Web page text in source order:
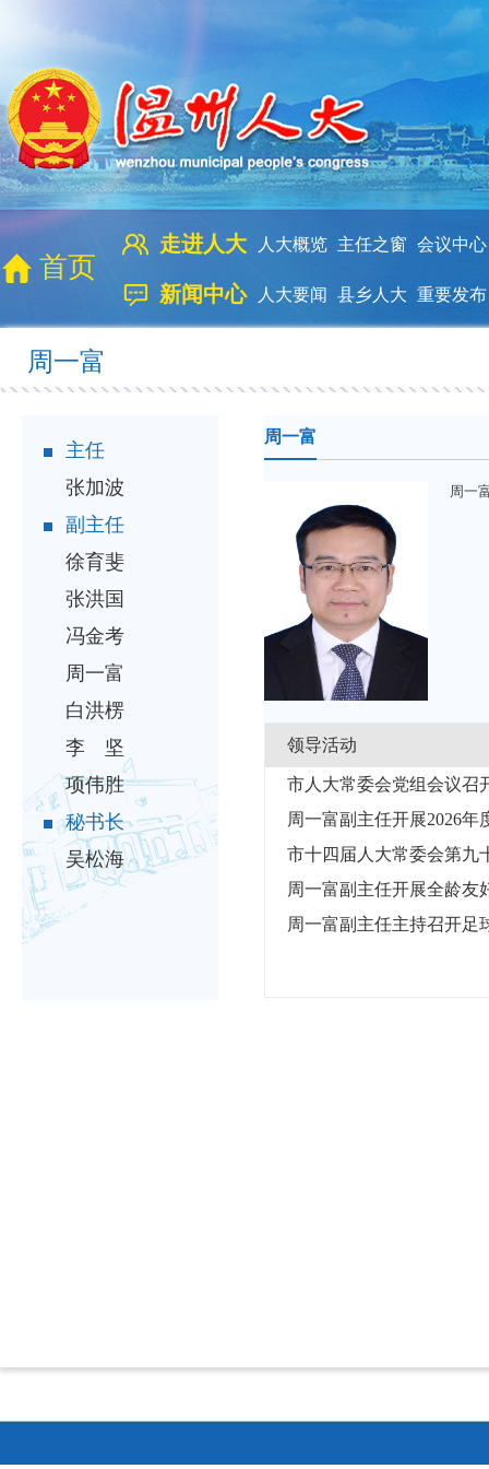
首页
走进人大 人大概览 主任之窗 会议中心
新闻中心 人大要闻 县乡人大 重要发布
周一富
主任
张加波
副主任
徐育斐
张洪国
冯金考
周一富
白洪楞
李 坚
项伟胜
秘书长
吴松海
周一富
周一
领导活动
市人大常委会党组会议召
周一富副主任开展2026年
市十四届人大常委会第九
周一富副主任开展全龄友
周一富副主任主持召开足